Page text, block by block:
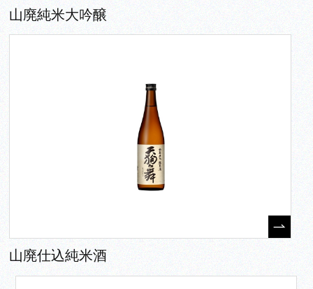
山廃純米大吟醸
山廃仕込純米酒